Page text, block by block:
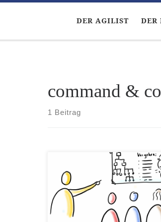
DER AGILIST DER
command &
1 Beitrag
Teil IV – Effizienz und Profit
bisher geschah… Der Agilist und
der Mentalist sind mit ihrem
Reisebegleiter Professor Gold-
Braun der Evolution von
Organisationsformen auf der